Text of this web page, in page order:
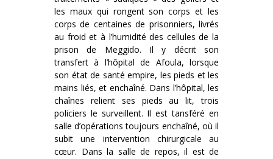
les maux qui rongent son corps et les
corps de centaines de prisonniers, livrés
au froid et à l’humidité des cellules de la
prison de Meggido. Il y décrit son
transfert à l’hôpital de Afoula, lorsque
son état de santé empire, les pieds et les
mains liés, et enchaîné. Dans l’hôpital, les
chaînes relient ses pieds au lit, trois
policiers le surveillent. Il est tansféré en
salle d’opérations toujours enchaîné, où il
subit une intervention chirurgicale au
cœur. Dans la salle de repos, il est de